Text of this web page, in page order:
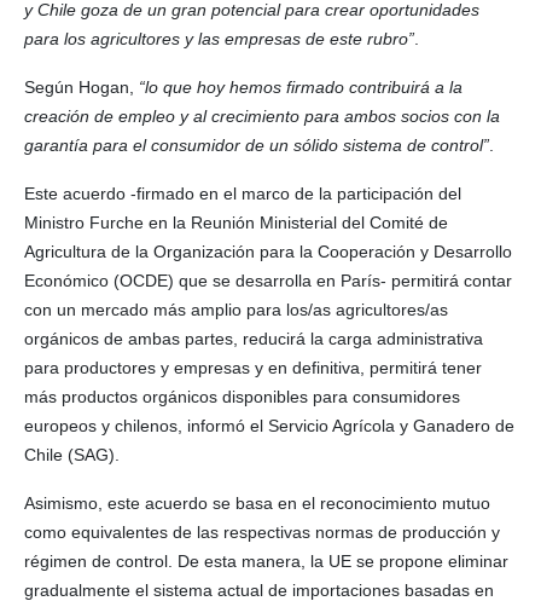
y Chile goza de un gran potencial para crear oportunidades
para los agricultores y las empresas de este rubro”
Según Hogan, “lo que hoy hemos firmado contribuirá a la
creación de empleo y al crecimiento para ambos socios con la
garantía para el consumidor de un sólido sistema de control”
Este acuerdo -firmado en el marco de la participación del
Ministro Furche en la Reunión Ministerial del Comité de
Agricultura de la Organización para la Cooperación y Desarrollo
Económico (OCDE) que se desarrolla en París- permitirá contar
con un mercado más amplio para los/as agricultores/as
orgánicos de ambas partes, reducirá la carga administrativa
para productores y empresas y en definitiva, permitirá tener
más productos orgánicos disponibles para consumidores
europeos y chilenos, informó el Servicio Agrícola y Ganadero de
Chile (SAG).
Asimismo, este acuerdo se basa en el reconocimiento mutuo
como equivalentes de las respectivas normas de producción y
régimen de control. De esta manera, la UE se propone eliminar
gradualmente el sistema actual de importaciones basadas en